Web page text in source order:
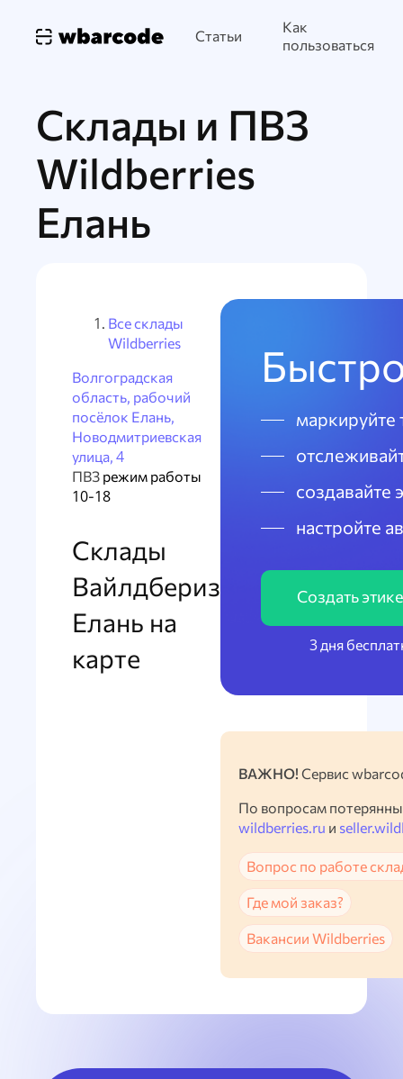
Статьи
Как
пользоваться
Склады и ПВЗ
Wildberries
Елань
Все склады
Wildberries
Волгоградская
область, рабочий
посёлок Елань,
Новодмитриевская
улица, 4
ПВЗ режим работы
10-18
Склады
Вайлдбериз
Елань на
карте
маркируйте
создавайте
настройте
Создать
3 дня
ВАЖНО! Сервис
По вопросам
wildberries.ru и
Вопрос по работе
Где мой заказ?
Вакансии Wildberries